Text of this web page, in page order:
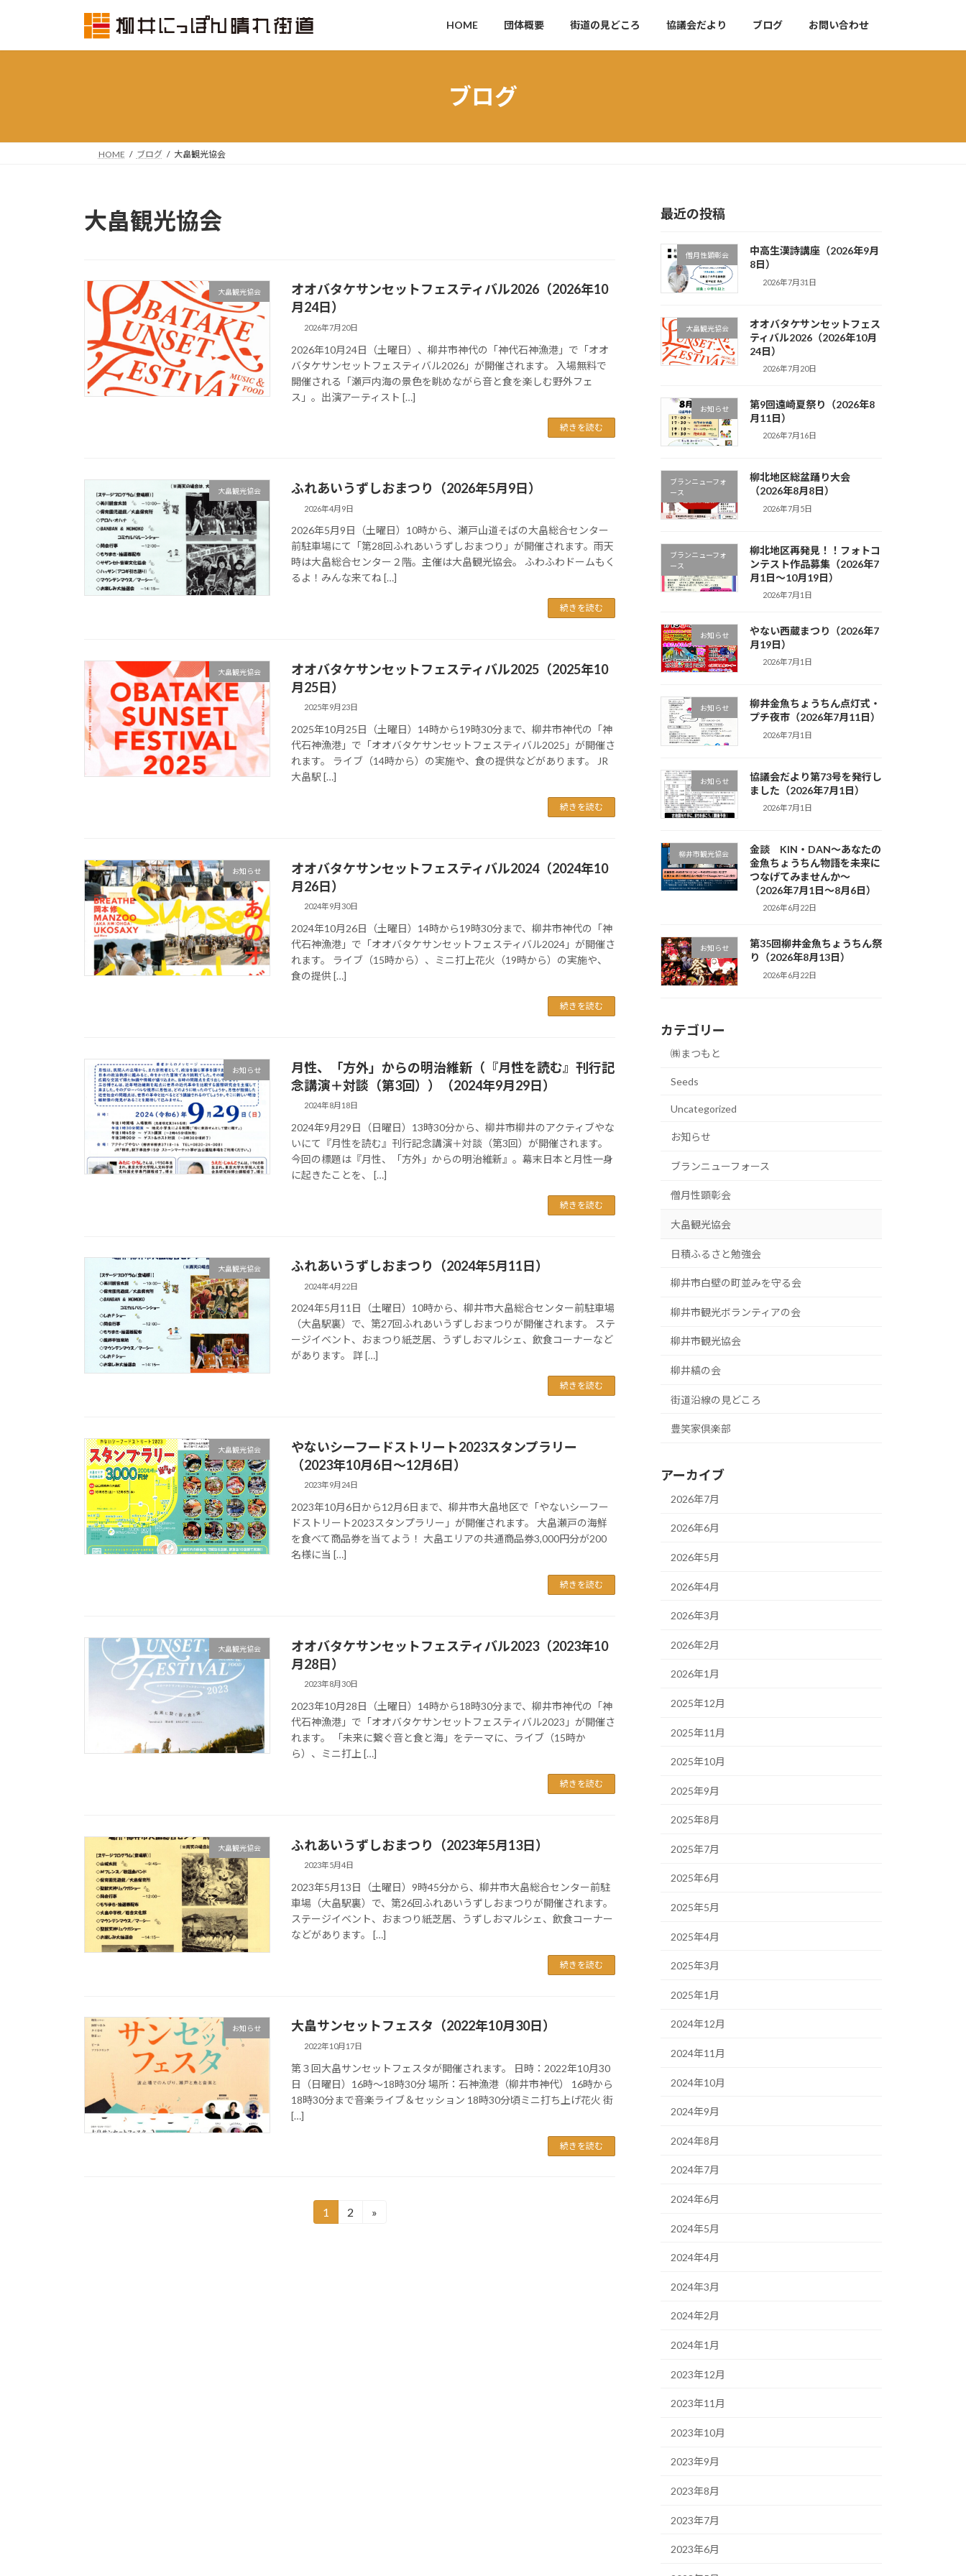
ッ
移
HOME 団体概要 街道の見どころ 協議会だより ブログ お問い合わせ
ブログ
HOME ブログ 大畠観光協会
大畠観光協会
大畠観光協会
オオバタケサンセットフェスティバル2026（2026年10
月24日）
2026年7月20日
2026年10月24日（土曜日）、柳井市神代の「神代石神漁港」で「オオ
バタケサンセットフェスティバル2026」が開催されます。 入場無料で
開催される「瀬戸内海の景色を眺めながら音と食を楽しむ野外フェ
ス」。出演アーティスト […]
続きを読む
大畠観光協会 ふれあいうずしおまつり（2026年5月9日）
2026年4月9日
2026年5月9日（土曜日）10時から、瀬戸山道そばの大畠総合センター
前駐車場にて「第28回ふれあいうずしおまつり」が開催されます。雨天
時は大畠総合センター２階。主催は大畠観光協会。 ふわふわドームもく
るよ！みんな来てね […]
続きを読む
大畠観光協会
オオバタケサンセットフェスティバル2025（2025年10
月25日）
2025年9月23日
2025年10月25日（土曜日）14時から19時30分まで、柳井市神代の「神
代石神漁港」で「オオバタケサンセットフェスティバル2025」が開催さ
れます。 ライブ（14時から）の実施や、食の提供などがあります。 JR
大畠駅 […]
続きを読む
お知らせ
オオバタケサンセットフェスティバル2024（2024年10
月26日）
2024年9月30日
2024年10月26日（土曜日）14時から19時30分まで、柳井市神代の「神
代石神漁港」で「オオバタケサンセットフェスティバル2024」が開催さ
れます。 ライブ（15時から）、ミニ打上花火（19時から）の実施や、
食の提供 […]
続きを読む
お知らせ
月性、「方外」からの明治維新（『月性を読む』刊行記
念講演＋対談（第3回））（2024年9月29日）
2024年8月18日
2024年9月29日（日曜日）13時30分から、柳井市柳井のアクティブやな
いにて『月性を読む』刊行記念講演＋対談（第3回）が開催されます。
今回の標題は『月性、「方外」からの明治維新』。幕末日本と月性一身
に起きたことを、 […]
続きを読む
大畠観光協会 ふれあいうずしおまつり（2024年5月11日）
2024年4月22日
2024年5月11日（土曜日）10時から、柳井市大畠総合センター前駐車場
（大畠駅裏）で、第27回ふれあいうずしおまつりが開催されます。 ステ
ージイベント、おまつり紙芝居、うずしおマルシェ、飲食コーナーなど
があります。 詳 […]
続きを読む
大畠観光協会
やないシーフードストリート2023スタンプラリー
（2023年10月6日～12月6日）
2023年9月24日
2023年10月6日から12月6日まで、柳井市大畠地区で「やないシーフー
ドストリート2023スタンプラリー」が開催されます。 大畠瀬戸の海鮮
を食べて商品券を当てよう！ 大畠エリアの共通商品券3,000円分が200
名様に当 […]
続きを読む
大畠観光協会
オオバタケサンセットフェスティバル2023（2023年10
月28日）
2023年8月30日
2023年10月28日（土曜日）14時から18時30分まで、柳井市神代の「神
代石神漁港」で「オオバタケサンセットフェスティバル2023」が開催さ
れます。 「未来に繋ぐ音と食と海」をテーマに、ライブ（15時か
ら）、ミニ打上 […]
続きを読む
大畠観光協会 ふれあいうずしおまつり（2023年5月13日）
2023年5月4日
2023年5月13日（土曜日）9時45分から、柳井市大畠総合センター前駐
車場（大畠駅裏）で、第26回ふれあいうずしおまつりが開催されます。
ステージイベント、おまつり紙芝居、うずしおマルシェ、飲食コーナー
などがあります。 […]
続きを読む
お知らせ 大畠サンセットフェスタ（2022年10月30日）
2022年10月17日
第３回大畠サンセットフェスタが開催されます。 日時：2022年10月30
日（日曜日）16時～18時30分 場所：石神漁港（柳井市神代） 16時から
18時30分まで音楽ライブ＆セッション 18時30分頃ミニ打ち上げ花火 街
[…]
続きを読む
固
1
固
2 »
最近の投稿
僧月性顕彰会
中高生漢詩講座（2026年9月
8日）
2026年7月31日
大畠観光協会
オオバタケサンセットフェス
ティバル2026（2026年10月
24日）
2026年7月20日
お知らせ
第9回遠崎夏祭り（2026年8
月11日）
2026年7月16日
ブランニューフォ
ース
柳北地区総盆踊り大会
（2026年8月8日）
2026年7月5日
ブランニューフォ
ース
柳北地区再発見！！フォトコ
ンテスト作品募集（2026年7
月1日～10月19日）
2026年7月1日
お知らせ
やない西蔵まつり（2026年7
月19日）
2026年7月1日
お知らせ
柳井金魚ちょうちん点灯式・
プチ夜市（2026年7月11日）
2026年7月1日
お知らせ
協議会だより第73号を発行し
ました（2026年7月1日）
2026年7月1日
柳井市観光協会
金談 KIN・DAN～あなたの
金魚ちょうちん物語を未来に
つなげてみませんか～
（2026年7月1日～8月6日）
2026年6月22日
お知らせ
第35回柳井金魚ちょうちん祭
り（2026年8月13日）
2026年6月22日
カテゴリー
㈱まつもと
Seeds
Uncategorized
お知らせ
ブランニューフォース
僧月性顕彰会
大畠観光協会
日積ふるさと勉強会
柳井市白壁の町並みを守る会
柳井市観光ボランティアの会
柳井市観光協会
柳井縞の会
街道沿線の見どころ
豊笑家倶楽部
アーカイブ
2026年7月
2026年6月
2026年5月
2026年4月
2026年3月
2026年2月
2026年1月
2025年12月
2025年11月
2025年10月
2025年9月
2025年8月
2025年7月
2025年6月
2025年5月
2025年4月
2025年3月
2025年1月
2024年12月
2024年11月
2024年10月
2024年9月
2024年8月
2024年7月
2024年6月
2024年5月
2024年4月
2024年3月
2024年2月
2024年1月
2023年12月
2023年11月
2023年10月
2023年9月
2023年8月
2023年7月
2023年6月